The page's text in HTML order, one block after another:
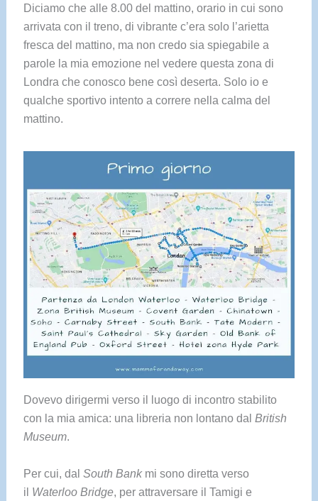
Diciamo che alle 8.00 del mattino, orario in cui sono
arrivata con il treno, di vibrante c’era solo l’arietta
fresca del mattino, ma non credo sia spiegabile a
parole la mia emozione nel vedere questa zona di
Londra che conosco bene così deserta. Solo io e
qualche sportivo intento a correre nella calma del
mattino.
Dovevo dirigermi verso il luogo di incontro stabilito
con la mia amica: una libreria non lontano dal British
Museum.
Per cui, dal South Bankmi sono diretta verso
il Waterloo Bridge, per attraversare il Tamigi e